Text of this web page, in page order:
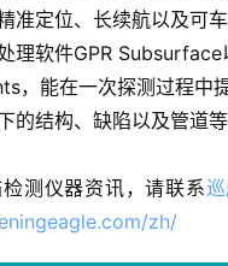
准定位、长续航以及可
理软件GPR Subsurface
，能在一次探测过程中
的结构、缺陷以及管道
测仪器资讯，请联系
zh/